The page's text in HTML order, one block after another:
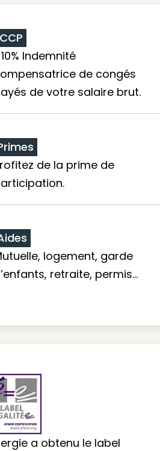
Indemnité
de congés
de votre salaire brut.
de la prime de
logement, garde
retraite, permis…
a obtenu le label